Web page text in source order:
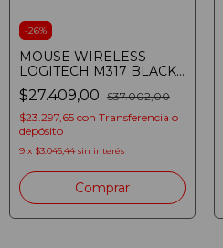
-26%
MOUSE WIRELESS
LOGITECH M317 BLACK
003416
$27.409,00 $37.002,00
$23.297,65 con Transferencia o
depósito
9 x $3.045,44 sin interés
Comprar